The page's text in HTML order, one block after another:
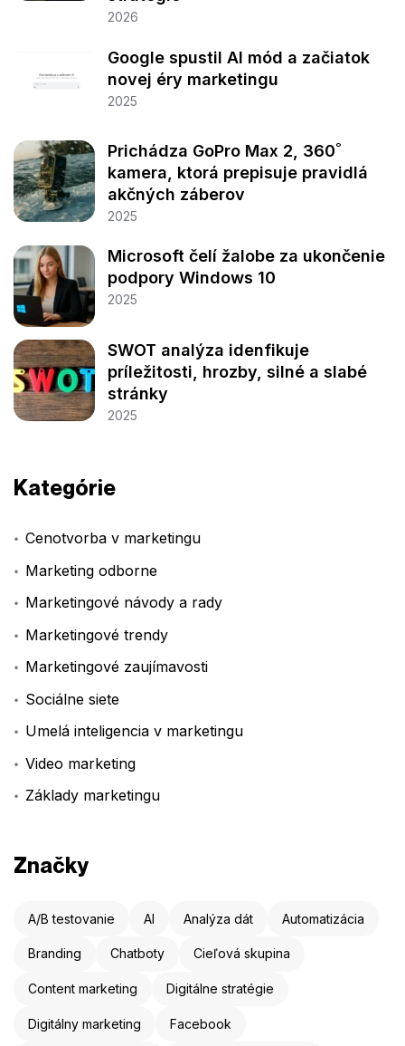
2026
Google spustil AI mód a začiatok
novej éry marketingu
2025
Prichádza GoPro Max 2, 360˚
kamera, ktorá prepisuje pravidlá
akčných záberov
2025
Microsoft čelí žalobe za ukončenie
podpory Windows 10
2025
SWOT analýza idenfikuje
príležitosti, hrozby, silné a slabé
stránky
2025
Kategórie
Cenotvorba v marketingu
Marketing odborne
Marketingové návody a rady
Marketingové trendy
Marketingové zaujímavosti
Sociálne siete
Umelá inteligencia v marketingu
Video marketing
Základy marketingu
Značky
A/B testovanie AI Analýza dát Automatizácia
Branding Chatboty Cieľová skupina
Content marketing Digitálne stratégie
Digitálny marketing Facebook